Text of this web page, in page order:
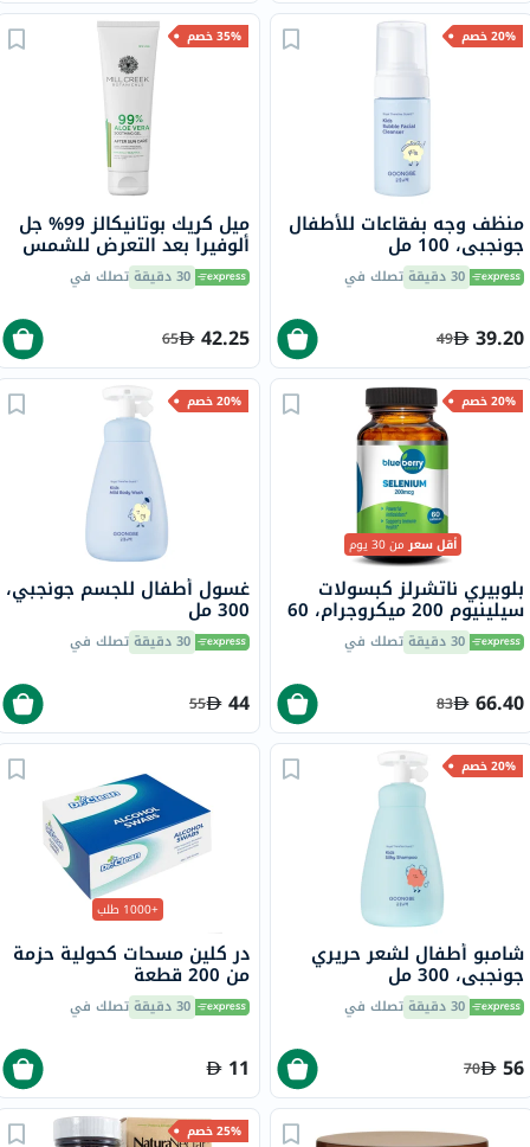
20% خصم
منظف وجه بفقاعات للأطفال
جونجبي، 100 مل
30 دقيقة تصلك في
39.20
49
35% خصم
ميل كريك بوتانيكالز 99% جل
ألوفيرا بعد التعرض للشمس
236 مل 30 دقيقة تصلك في
42.25
65
20% خصم
أقل سعرمن 30 يوم
بلوبيري ناتشرلز كبسولات
سيلينيوم 200 ميكروجرام، 60
كبسولة30 دقيقة تصلك في
66.40
83
20% خصم
غسول أطفال للجسم جونجبي،
300 مل
30 دقيقة تصلك في
44
55
20% خصم
شامبو أطفال لشعر حريري
جونجبي، 300 مل
30 دقيقة تصلك في
56
70
+1000 طلب
در كلين مسحات كحولية حزمة
من 200 قطعة
30 دقيقة تصلك في
11
25% خصم